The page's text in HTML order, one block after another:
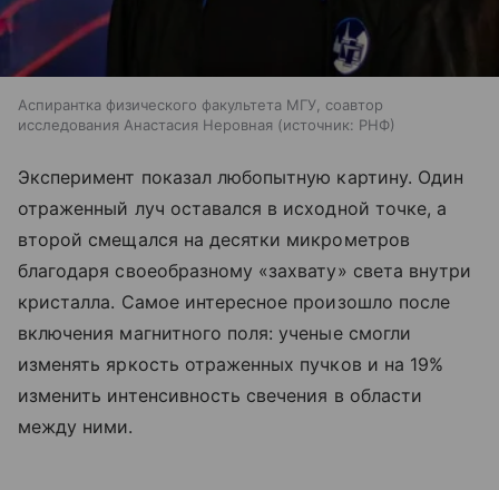
Аспирантка физического факультета МГУ, соавтор
исследования Анастасия Неровная
источник: РНФ
Эксперимент показал любопытную картину. Один
отраженный луч оставался в исходной точке, а
второй смещался на десятки микрометров
благодаря своеобразному «захвату» света внутри
кристалла. Самое интересное произошло после
включения магнитного поля: ученые смогли
изменять яркость отраженных пучков и на 19%
изменить интенсивность свечения в области
между ними.